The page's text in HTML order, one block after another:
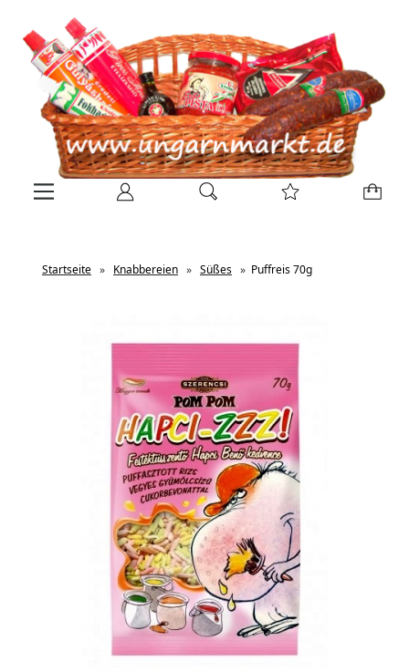
Startseite » Knabbereien » Süßes » Puffreis 70g